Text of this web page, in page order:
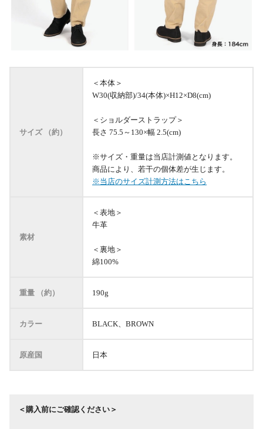
サイズ （約）
＜本体＞
W30(収納部)/34(本体)×H12×D8(cm)
＜ショルダーストラップ＞
長さ 75.5～130×幅 2.5(cm)
※サイズ・重量は当店計測値となります。
商品により、若干の個体差が生じます。
※当店のサイズ計測方法はこちら
素材
＜表地＞
牛革
＜裏地＞
綿100%
重量 （約） 190g
カラー BLACK、BROWN
原産国 日本
＜購入前にご確認ください＞